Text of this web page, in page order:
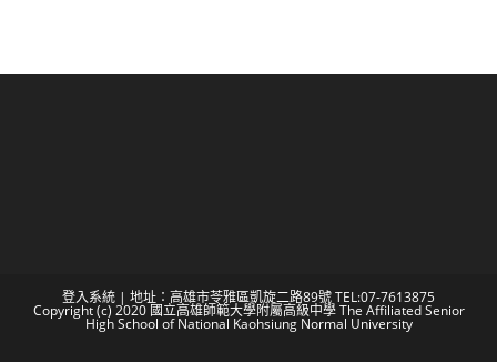
登入系統 | 地址：高雄市苓雅區凱旋二路89號 TEL:07-7613875
Copyright (c) 2020 國立高雄師範大學附屬高級中學 The Affiliated Senior
High School of National Kaohsiung Normal University